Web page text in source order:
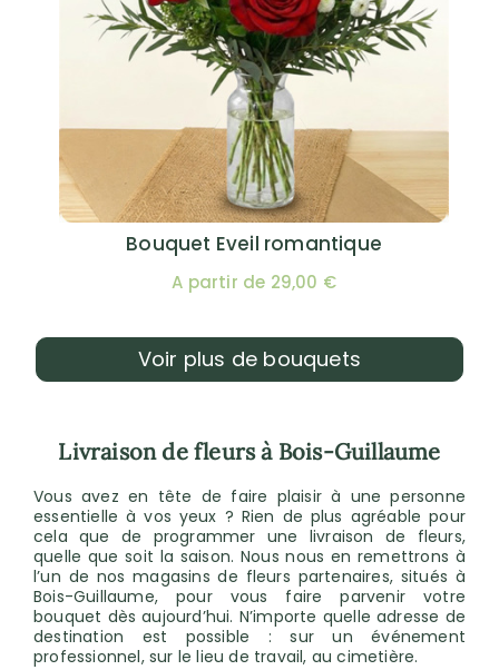
Bouquet Eveil romantique
A partir de 29,00 €
Voir plus de bouquets
Livraison de fleurs à Bois-Guillaume
Vous avez en tête de faire plaisir à une personne
essentielle à vos yeux ? Rien de plus agréable pour
cela que de programmer une livraison de fleurs,
quelle que soit la saison. Nous nous en remettrons à
l’un de nos magasins de fleurs partenaires, situés à
Bois-Guillaume, pour vous faire parvenir votre
bouquet dès aujourd’hui. N’importe quelle adresse de
destination est possible : sur un événement
professionnel, sur le lieu de travail, au cimetière.